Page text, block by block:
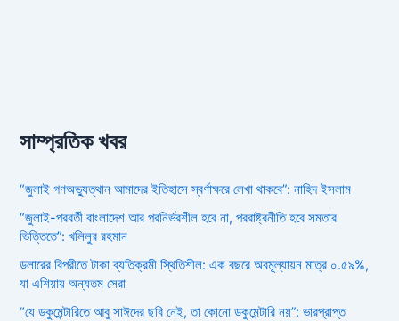
সাম্প্রতিক খবর
“জুলাই গণঅভ্যুত্থান আমাদের ইতিহাসে স্বর্ণাক্ষরে লেখা থাকবে”: নাহিদ ইসলাম
“জুলাই-পরবর্তী বাংলাদেশ আর পরনির্ভরশীল হবে না, পররাষ্ট্রনীতি হবে সমতার
ভিত্তিতে”: খলিলুর রহমান
ডলারের বিপরীতে টাকা ব্যতিক্রমী স্থিতিশীল: এক বছরে অবমূল্যায়ন মাত্র ০.৫৯%,
যা এশিয়ায় অন্যতম সেরা
“যে ডকুমেন্টারিতে আবু সাঈদের ছবি নেই, তা কোনো ডকুমেন্টারি নয়”: ভারপ্রাপ্ত